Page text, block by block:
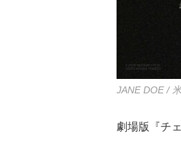
JANE DOE /
劇場版『チ